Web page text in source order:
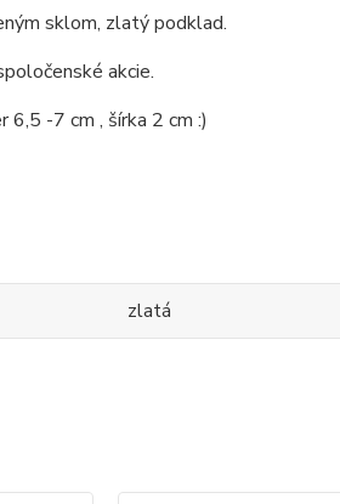
sklom, zlatý podklad.
akcie.
6,5 -7 cm , šírka 2 cm :)
zlatá